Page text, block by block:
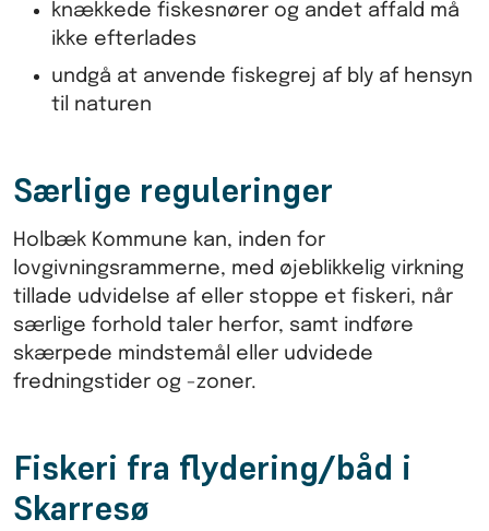
knækkede fiskesnører og andet affald må
ikke efterlades
undgå at anvende fiskegrej af bly af hensyn
til naturen
Særlige reguleringer
Holbæk Kommune kan, inden for
lovgivningsrammerne, med øjeblikkelig virkning
tillade udvidelse af eller stoppe et fiskeri, når
særlige forhold taler herfor, samt indføre
skærpede mindstemål eller udvidede
fredningstider og -zoner.
Fiskeri fra flydering/båd i
Skarresø